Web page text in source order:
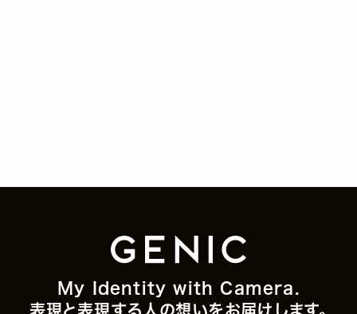
My Identity with Camera.
表現と表現する人の想いをお届けします。